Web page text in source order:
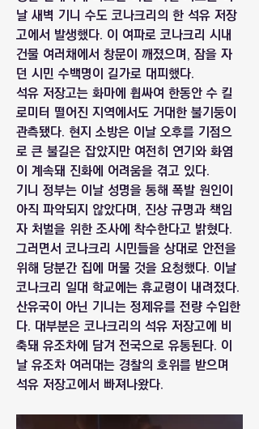
날 새벽 기니 수도 코나크리의 한 석유 저장
고에서 발생했다. 이 여파로 코나크리 시내
건물 여러채에서 창문이 깨졌으며, 잠을 자
던 시민 수백명이 길가로 대피했다.
석유 저장고는 화마에 휩싸여 한동안 수 킬
로미터 떨어진 지역에서도 거대한 불기둥이
관측됐다. 현지 소방은 이날 오후를 기점으
로 큰 불길은 잡았지만 여전히 연기와 화염
이 계속돼 진화에 어려움을 겪고 있다.
기니 정부는 이날 성명을 통해 폭발 원인이
아직 파악되지 않았다며, 진상 규명과 책임
자 처벌을 위한 조사에 착수한다고 밝혔다.
그러면서 코나크리 시민들을 상대로 안전을
위해 당분간 집에 머물 것을 요청했다. 이날
코나크리 일대 학교에는 휴교령이 내려졌다.
산유국이 아닌 기니는 정제유를 전량 수입한
다. 대부분은 코나크리의 석유 저장고에 비
축돼 유조차에 담겨 전국으로 유통된다. 이
날 유조차 여러대는 경찰의 호위를 받으며
석유 저장고에서 빠져나왔다.